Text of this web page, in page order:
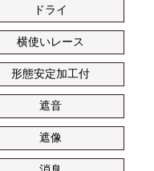
ドライ
横使いレース
形態安定加工付
遮音
遮像